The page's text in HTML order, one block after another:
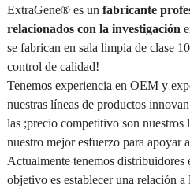
pipeteadores
Puntas de Pipeta
Tubo centrífugo
Vial criogénico/tubo roscado
Placa ELISA/Placa de PCR
ExtraGene® es un fabricante
relacionados con la investigación
se fabrican en sala limpia de clase
control de calidad!
Tenemos experiencia en OEM y
nuestras líneas de productos
las ;precio competitivo son nuestros
nuestro mejor esfuerzo para apoyar
Actualmente tenemos distribuidores
objetivo es establecer una relación